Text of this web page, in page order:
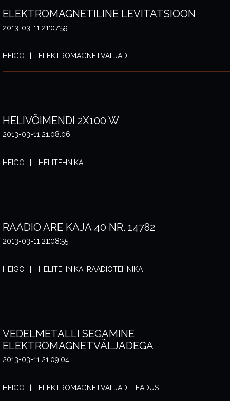
ELEKTROMAGNETILINE LEVITATSIOON
2013-03-11 21:07:59
HEIGO ELEKTROMAGNETVÄLJAD
HELIVÕIMENDI 2X100 W
2013-03-11 21:08:06
HEIGO HELITEHNIKA
RAADIO ARE KAJA 40 NR. 14782
2013-03-11 21:08:55
HEIGO HELITEHNIKA, RAADIOTEHNIKA
VEDELMETALLI SEGAMINE
ELEKTROMAGNETVÄLJADEGA
2013-03-11 21:09:04
HEIGO ELEKTROMAGNETVÄLJAD, TEADUS